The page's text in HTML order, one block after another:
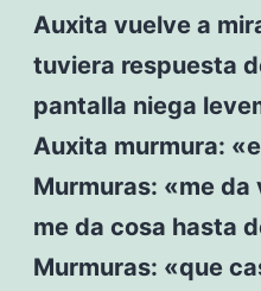
Auxita vuelve a
tuviera respuesta
pantalla niega
Auxita murmura:
Murmuras: «me
me da cosa hasta
Murmuras: «que